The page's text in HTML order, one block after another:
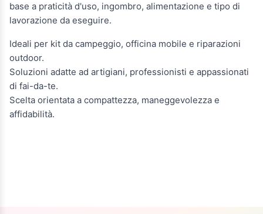
base a praticità d'uso, ingombro, alimentazione e tipo di
lavorazione da eseguire.
Ideali per kit da campeggio, officina mobile e riparazioni
outdoor.
Soluzioni adatte ad artigiani, professionisti e appassionati
di fai-da-te.
Scelta orientata a compattezza, maneggevolezza e
affidabilità.